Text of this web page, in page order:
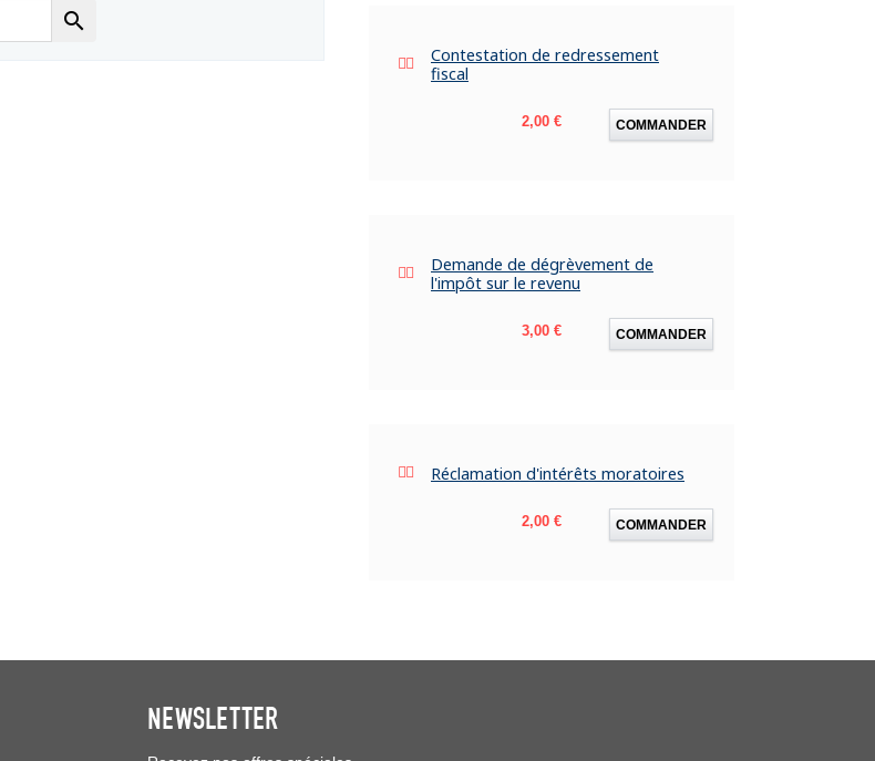

Contestation de redressement
fiscal
Prix
2,00 € COMMANDER
Demande de dégrèvement de
l'impôt sur le revenu
Prix
3,00 € COMMANDER
Réclamation d'intérêts moratoires
Prix
2,00 € COMMANDER
NEWSLETTER